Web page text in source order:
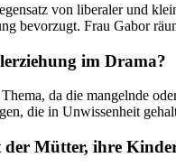
von liberaler und
bevorzugt. Frau Gabor
im Drama?
da die mangelnde
die in Unwissenheit
der Mütter, ihre